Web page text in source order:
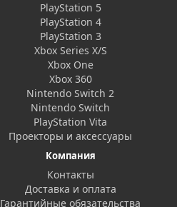
PlayStation 5
PlayStation 4
PlayStation 3
Xbox Series X/S
Xbox One
Xbox 360
Nintendo Switch 2
Nintendo Switch
PlayStation Vita
Проекторы и аксессуары
Компания
Контакты
Доставка и оплата
Гарантийные обязательства